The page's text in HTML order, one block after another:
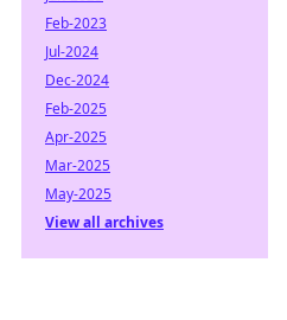
Feb-2023
Jul-2024
Dec-2024
Feb-2025
Apr-2025
Mar-2025
May-2025
View all archives